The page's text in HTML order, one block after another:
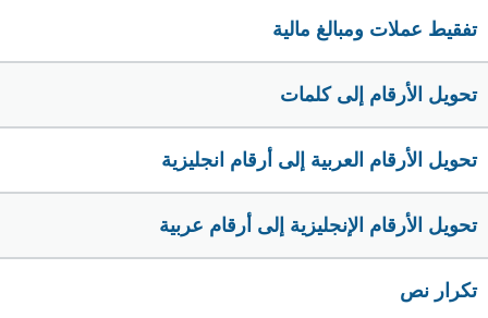
تفقيط عملات ومبالغ مالية
تحويل الأرقام إلى كلمات
تحويل الأرقام العربية إلى أرقام انجليزية
تحويل الأرقام الإنجليزية إلى أرقام عربية
تكرار نص